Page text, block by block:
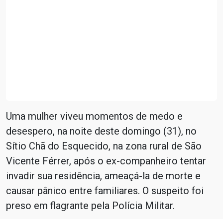
Uma mulher viveu momentos de medo e
desespero, na noite deste domingo (31), no
Sítio Chã do Esquecido, na zona rural de São
Vicente Férrer, após o ex-companheiro tentar
invadir sua residência, ameaçá-la de morte e
causar pânico entre familiares. O suspeito foi
preso em flagrante pela Polícia Militar.